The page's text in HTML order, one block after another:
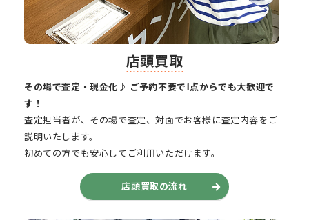
店頭買取
その場で査定・現金化♪ ご予約不要で1点からでも大歓迎で
す！
査定担当者が、その場で査定、対面でお客様に査定内容をご
説明いたします。
初めての方でも安心してご利用いただけます。
店頭買取の流れ